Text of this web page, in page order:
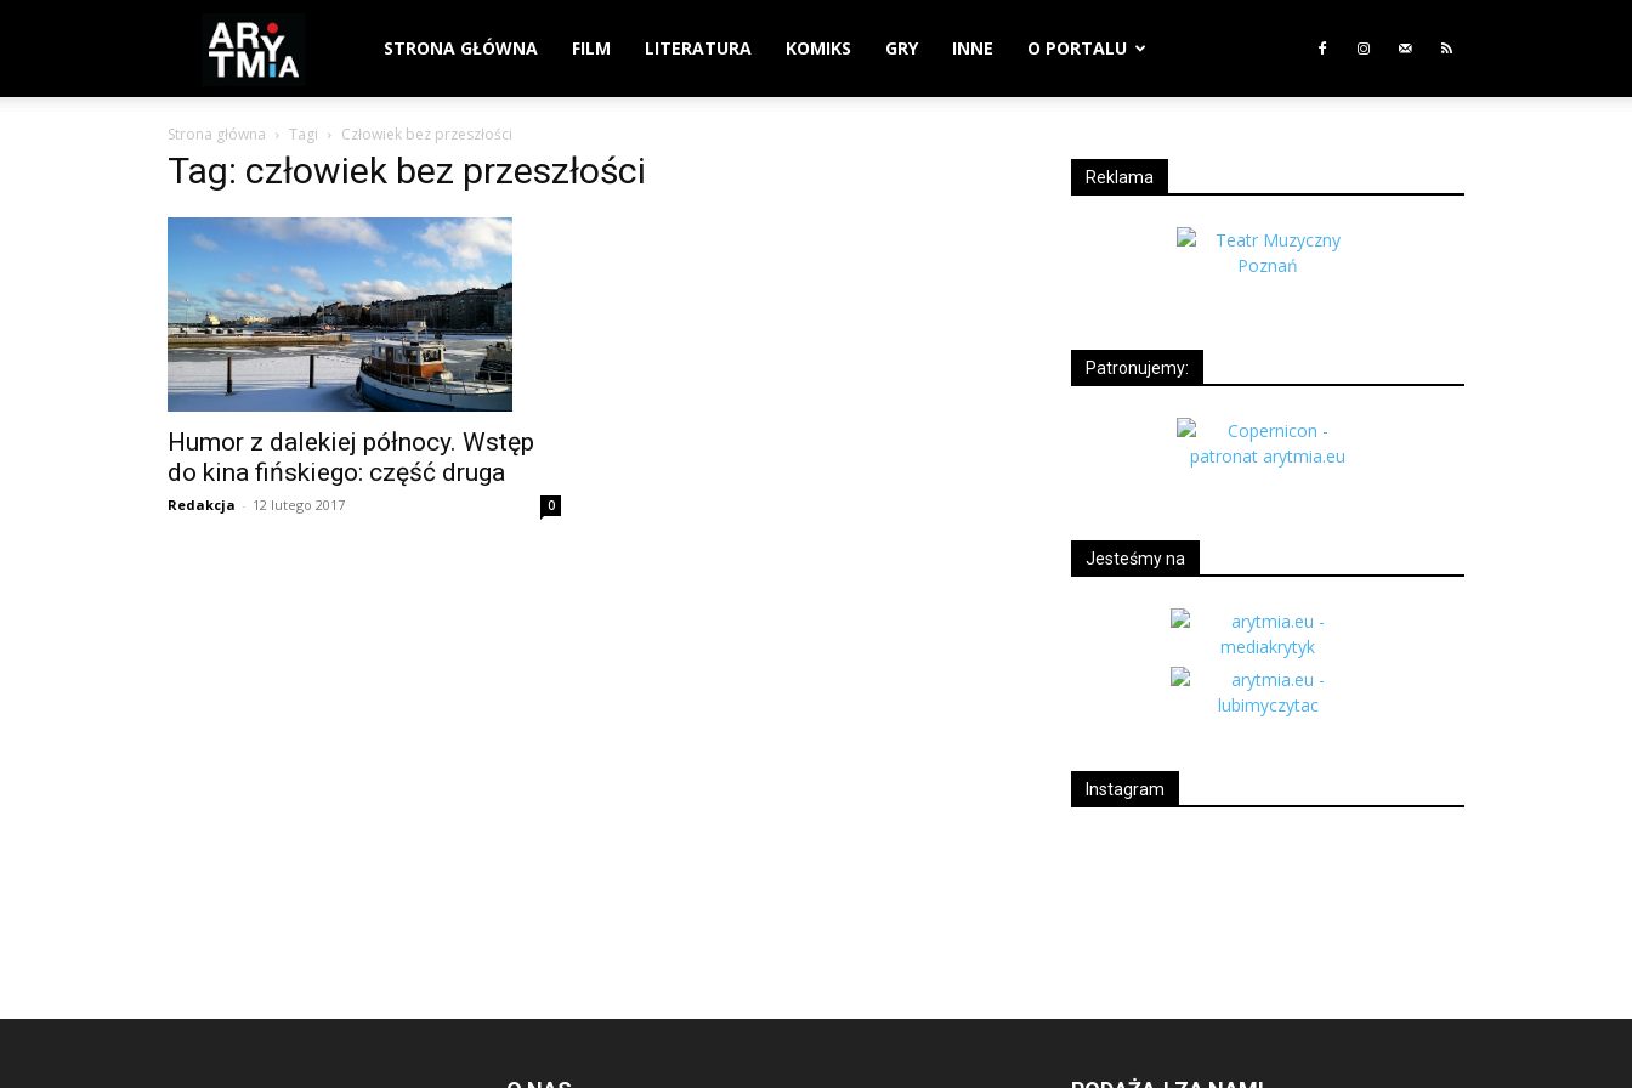
arytmia.eu
STRONA GŁÓWNA FILM LITERATURA KOMIKS GRY INNE O PORTALU
Strona główna Tagi Człowiek bez przeszłości
Tag: człowiek bez przeszłości
Humor z dalekiej północy. Wstęp
do kina fińskiego: część druga
Redakcja - 12 lutego 2017 0
Reklama
Patronujemy:
Jesteśmy na
Instagram